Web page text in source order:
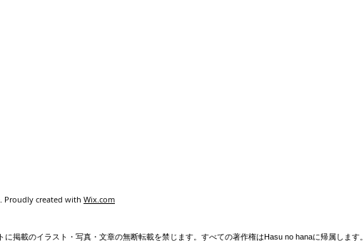
Proudly created with Wix.com
に掲載のイラスト・写真・文章の無断転載を禁じます。すべての著作権はHasu no hanaに帰属します。